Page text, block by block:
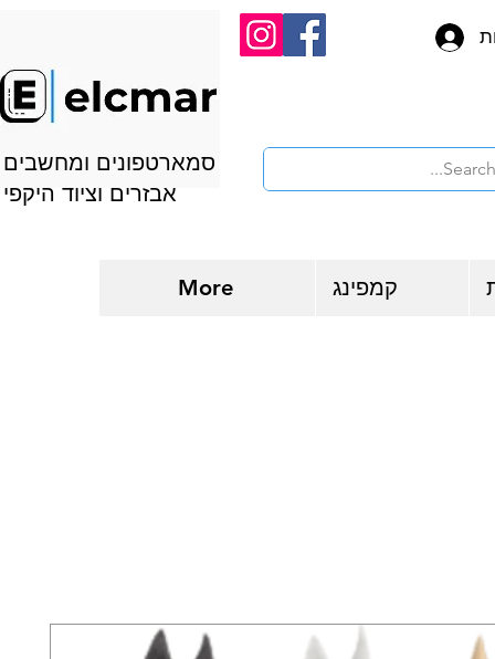
סמארטפונים ומחשבים
אבזרים וציוד היקפי
קמפינג More